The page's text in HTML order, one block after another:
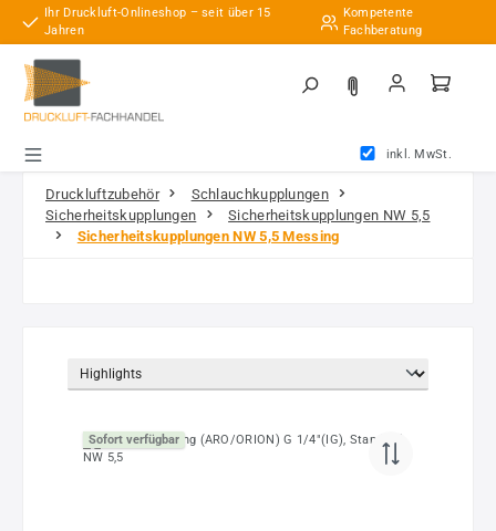
Zum Hauptinhalt springen
Ihr Druckluft-Onlineshop – seit über 15
Jahren
Kompetente
Fachberatung
inkl. MwSt.
Druckluftzubehör
Schlauchkupplungen
Sicherheitskupplungen
Sicherheitskupplungen NW 5,5
Sicherheitskupplungen NW 5,5 Messing
Sofort verfügbar